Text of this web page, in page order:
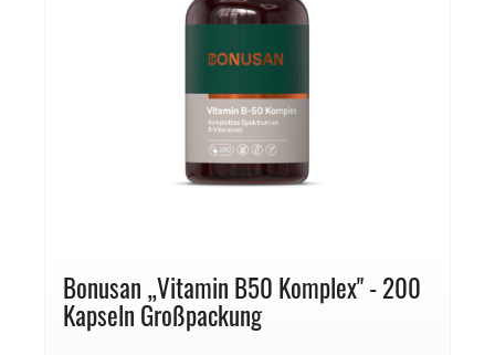
Bonusan „Vitamin B50 Komplex" - 200
Kapseln Großpackung